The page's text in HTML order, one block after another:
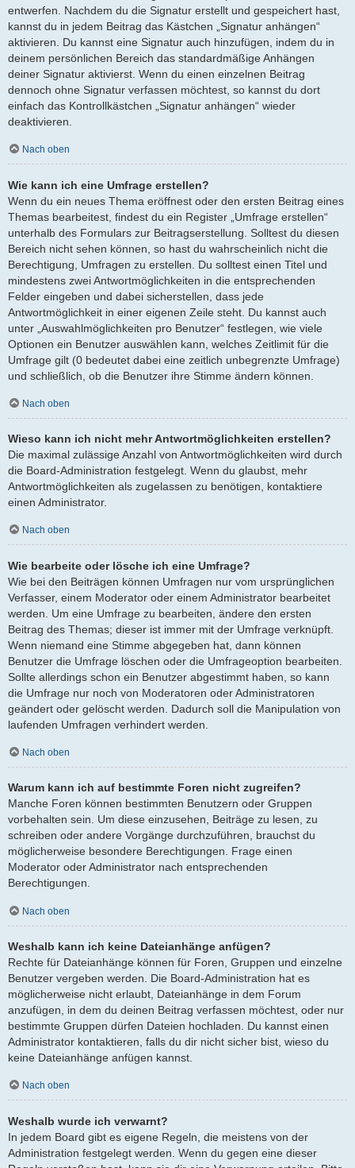
entwerfen. Nachdem du die Signatur erstellt und gespeichert hast,
kannst du in jedem Beitrag das Kästchen „Signatur anhängen“
aktivieren. Du kannst eine Signatur auch hinzufügen, indem du in
deinem persönlichen Bereich das standardmäßige Anhängen
deiner Signatur aktivierst. Wenn du einen einzelnen Beitrag
dennoch ohne Signatur verfassen möchtest, so kannst du dort
einfach das Kontrollkästchen „Signatur anhängen“ wieder
deaktivieren.
Nach oben
Wie kann ich eine Umfrage erstellen?
Wenn du ein neues Thema eröffnest oder den ersten Beitrag eines
Themas bearbeitest, findest du ein Register „Umfrage erstellen“
unterhalb des Formulars zur Beitragserstellung. Solltest du diesen
Bereich nicht sehen können, so hast du wahrscheinlich nicht die
Berechtigung, Umfragen zu erstellen. Du solltest einen Titel und
mindestens zwei Antwortmöglichkeiten in die entsprechenden
Felder eingeben und dabei sicherstellen, dass jede
Antwortmöglichkeit in einer eigenen Zeile steht. Du kannst auch
unter „Auswahlmöglichkeiten pro Benutzer“ festlegen, wie viele
Optionen ein Benutzer auswählen kann, welches Zeitlimit für die
Umfrage gilt (0 bedeutet dabei eine zeitlich unbegrenzte Umfrage)
und schließlich, ob die Benutzer ihre Stimme ändern können.
Nach oben
Wieso kann ich nicht mehr Antwortmöglichkeiten erstellen?
Die maximal zulässige Anzahl von Antwortmöglichkeiten wird durch
die Board-Administration festgelegt. Wenn du glaubst, mehr
Antwortmöglichkeiten als zugelassen zu benötigen, kontaktiere
einen Administrator.
Nach oben
Wie bearbeite oder lösche ich eine Umfrage?
Wie bei den Beiträgen können Umfragen nur vom ursprünglichen
Verfasser, einem Moderator oder einem Administrator bearbeitet
werden. Um eine Umfrage zu bearbeiten, ändere den ersten
Beitrag des Themas; dieser ist immer mit der Umfrage verknüpft.
Wenn niemand eine Stimme abgegeben hat, dann können
Benutzer die Umfrage löschen oder die Umfrageoption bearbeiten.
Sollte allerdings schon ein Benutzer abgestimmt haben, so kann
die Umfrage nur noch von Moderatoren oder Administratoren
geändert oder gelöscht werden. Dadurch soll die Manipulation von
laufenden Umfragen verhindert werden.
Nach oben
Warum kann ich auf bestimmte Foren nicht zugreifen?
Manche Foren können bestimmten Benutzern oder Gruppen
vorbehalten sein. Um diese einzusehen, Beiträge zu lesen, zu
schreiben oder andere Vorgänge durchzuführen, brauchst du
möglicherweise besondere Berechtigungen. Frage einen
Moderator oder Administrator nach entsprechenden
Berechtigungen.
Nach oben
Weshalb kann ich keine Dateianhänge anfügen?
Rechte für Dateianhänge können für Foren, Gruppen und einzelne
Benutzer vergeben werden. Die Board-Administration hat es
möglicherweise nicht erlaubt, Dateianhänge in dem Forum
anzufügen, in dem du deinen Beitrag verfassen möchtest, oder nur
bestimmte Gruppen dürfen Dateien hochladen. Du kannst einen
Administrator kontaktieren, falls du dir nicht sicher bist, wieso du
keine Dateianhänge anfügen kannst.
Nach oben
Weshalb wurde ich verwarnt?
In jedem Board gibt es eigene Regeln, die meistens von der
Administration festgelegt werden. Wenn du gegen eine dieser